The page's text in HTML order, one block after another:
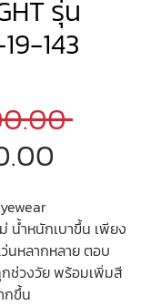
รุ่น
143
Regular
น้ำหนักเบาขึ้น เพียง
นหลากหลาย ตอบ
ช่วงวัย พร้อมเพิ่มสี
กขึ้น